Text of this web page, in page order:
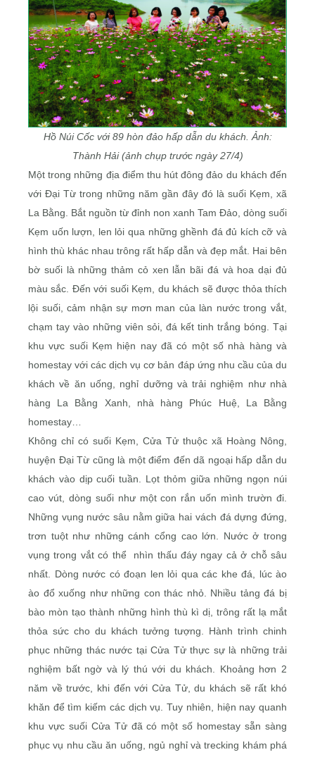
Hồ Núi Cốc với 89 hòn đảo hấp dẫn du khách. Ảnh:
Thành Hải (ảnh chụp trước ngày 27/4)
Một trong những địa điểm thu hút đông đảo du khách đến
với Đại Từ trong những năm gần đây đó là suối Kẹm, xã
La Bằng. Bắt nguồn từ đỉnh non xanh Tam Đảo, dòng suối
Kẹm uốn lượn, len lỏi qua những ghềnh đá đủ kích cỡ và
hình thù khác nhau trông rất hấp dẫn và đẹp mắt. Hai bên
bờ suối là những thảm cỏ xen lẫn bãi đá và hoa dại đủ
màu sắc. Đến với suối Kẹm, du khách sẽ được thỏa thích
lội suối, cảm nhận sự mơn man của làn nước trong vắt,
chạm tay vào những viên sỏi, đá kết tinh trắng bóng. Tại
khu vực suối Kẹm hiện nay đã có một số nhà hàng và
homestay với các dịch vụ cơ bản đáp ứng nhu cầu của du
khách về ăn uống, nghỉ dưỡng và trải nghiệm như nhà
hàng La Bằng Xanh, nhà hàng Phúc Huệ, La Bằng
homestay…
Không chỉ có suối Kẹm, Cửa Tử thuộc xã Hoàng Nông,
huyện Đại Từ cũng là một điểm đến dã ngoại hấp dẫn du
khách vào dịp cuối tuần. Lọt thỏm giữa những ngọn núi
cao vút, dòng suối như một con rắn uốn mình trườn đi.
Những vụng nước sâu nằm giữa hai vách đá dựng đứng,
trơn tuột như những cánh cổng cao lớn. Nước ở trong
vụng trong vắt có thể nhìn thấu đáy ngay cả ở chỗ sâu
nhất. Dòng nước có đoạn len lỏi qua các khe đá, lúc ào
ào đổ xuống như những con thác nhỏ. Nhiều tảng đá bị
bào mòn tạo thành những hình thù kì dị, trông rất lạ mắt
thỏa sức cho du khách tưởng tượng. Hành trình chinh
phục những thác nước tại Cửa Tử thực sự là những trải
nghiệm bất ngờ và lý thú với du khách. Khoảng hơn 2
năm về trước, khi đến với Cửa Tử, du khách sẽ rất khó
khăn để tìm kiếm các dịch vụ. Tuy nhiên, hiện nay quanh
khu vực suối Cửa Tử đã có một số homestay sẵn sàng
phục vụ nhu cầu ăn uống, ngủ nghỉ và trecking khám phá